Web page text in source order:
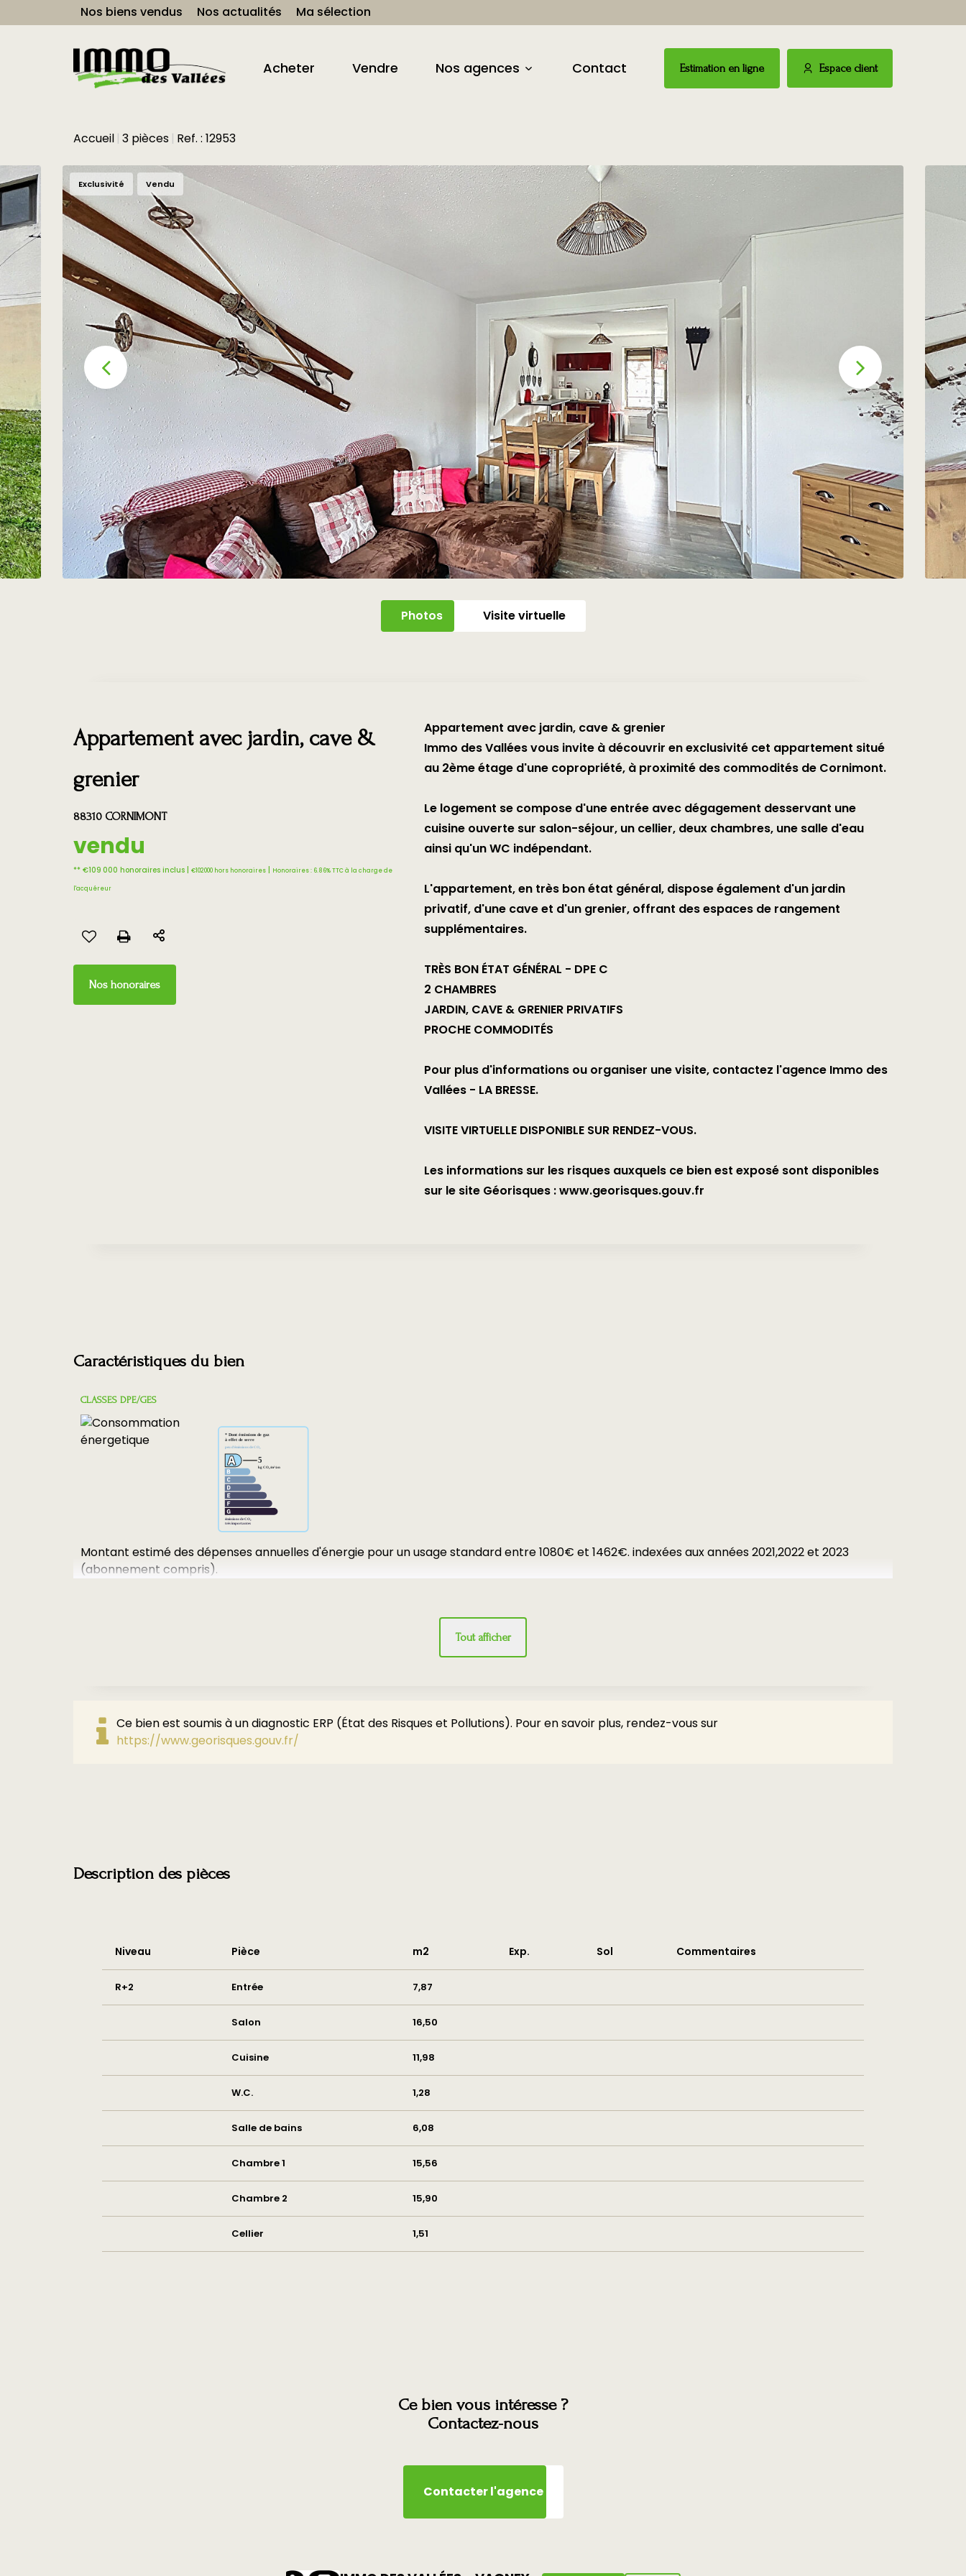
Nos biens vendus Nos actualités Ma sélection
Acheter Vendre Nos agences Contact Estimation en ligne Espace client
Accueil 3 pièces Ref. : 12953
Exclusivité Vendu
Photos Visite virtuelle
Appartement avec jardin, cave &
grenier
88310 CORNIMONT
vendu
** €109 000 honoraires inclus | €102 000 hors honoraires | Honoraires : 6.86% TTC à la charge de
l'acquéreur
Nos honoraires
Appartement avec jardin, cave & grenier
Immo des Vallées vous invite à découvrir en exclusivité cet appartement situé
au 2ème étage d'une copropriété, à proximité des commodités de Cornimont.
Le logement se compose d'une entrée avec dégagement desservant une
cuisine ouverte sur salon-séjour, un cellier, deux chambres, une salle d'eau
ainsi qu'un WC indépendant.
L'appartement, en très bon état général, dispose également d'un jardin
privatif, d'une cave et d'un grenier, offrant des espaces de rangement
supplémentaires.
TRÈS BON ÉTAT GÉNÉRAL - DPE C
2 CHAMBRES
JARDIN, CAVE & GRENIER PRIVATIFS
PROCHE COMMODITÉS
Pour plus d'informations ou organiser une visite, contactez l'agence Immo des
Vallées - LA BRESSE.
VISITE VIRTUELLE DISPONIBLE SUR RENDEZ-VOUS.
Les informations sur les risques auxquels ce bien est exposé sont disponibles
sur le site Géorisques : www.georisques.gouv.fr
Caractéristiques du bien
CLASSES DPE/GES
Montant estimé des dépenses annuelles d'énergie pour un usage standard entre 1080€ et 1462€. indexées aux années 2021,2022 et 2023
(abonnement compris).
Tout afficher
Ce bien est soumis à un diagnostic ERP (État des Risques et Pollutions). Pour en savoir plus, rendez-vous sur
https://www.georisques.gouv.fr/
Description des pièces
Niveau Pièce m2 Exp. Sol Commentaires
R+2 Entrée 7,87
Salon 16,50
Cuisine 11,98
W.C. 1,28
Salle de bains 6,08
Chambre 1 15,56
Chambre 2 15,90
Cellier 1,51
Ce bien vous intéresse ?
Contactez-nous
Contacter l'agence